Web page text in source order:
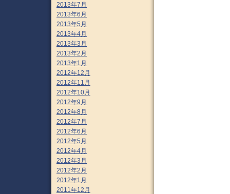
2013年7月
2013年6月
2013年5月
2013年4月
2013年3月
2013年2月
2013年1月
2012年12月
2012年11月
2012年10月
2012年9月
2012年8月
2012年7月
2012年6月
2012年5月
2012年4月
2012年3月
2012年2月
2012年1月
2011年12月